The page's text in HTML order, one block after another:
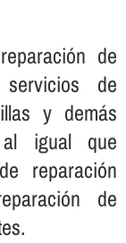
de
servicios de
y demás
al igual que
reparación
de